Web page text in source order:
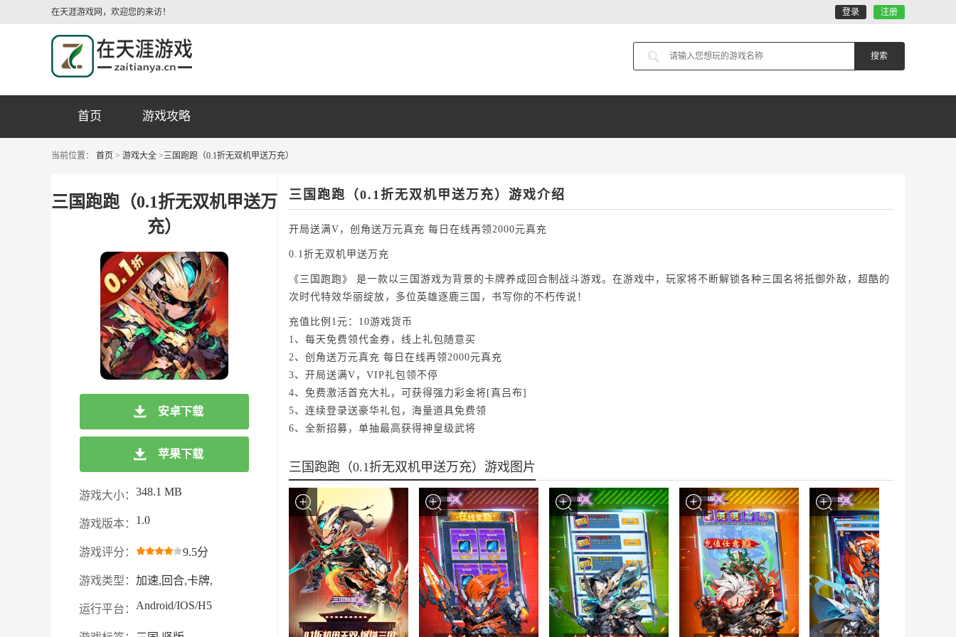
在天涯游戏网，欢迎您的来访！ 登录 注册
首页 游戏攻略
当前位置： 首页 > 游戏大全 >三国跑跑（0.1折无双机甲送万充）
三国跑跑（0.1折无双机甲送万
充）
安卓下载
苹果下载
游戏大小： 348.1 MB
游戏版本： 1.0
游戏评分： 9.5分
游戏类型： 加速,回合,卡牌,
运行平台： Android/IOS/H5
三国跑跑（0.1折无双机甲送万充）游戏介绍
开局送满V，创角送万元真充 每日在线再领2000元真充
0.1折无双机甲送万充
《三国跑跑》 是一款以三国游戏为背景的卡牌养成回合制战斗游戏。在游戏中，玩家将不断解锁各种三国名将抵御外敌，超酷的
次时代特效华丽绽放，多位英雄逐鹿三国，书写你的不朽传说！
充值比例1元：10游戏货币
1、每天免费领代金券，线上礼包随意买
2、创角送万元真充 每日在线再领2000元真充
3、开局送满V，VIP礼包领不停
4、免费激活首充大礼，可获得强力彩金将[真吕布]
5、连续登录送豪华礼包，海量道具免费领
6、全新招募，单抽最高获得神皇级武将
三国跑跑（0.1折无双机甲送万充）游戏图片